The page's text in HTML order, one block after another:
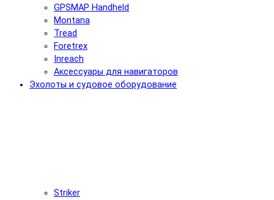
GPSMAP Handheld
Montana
Tread
Foretrex
Inreach
Аксессуары для навигаторов
Эхолоты и судовое оборудование
Striker